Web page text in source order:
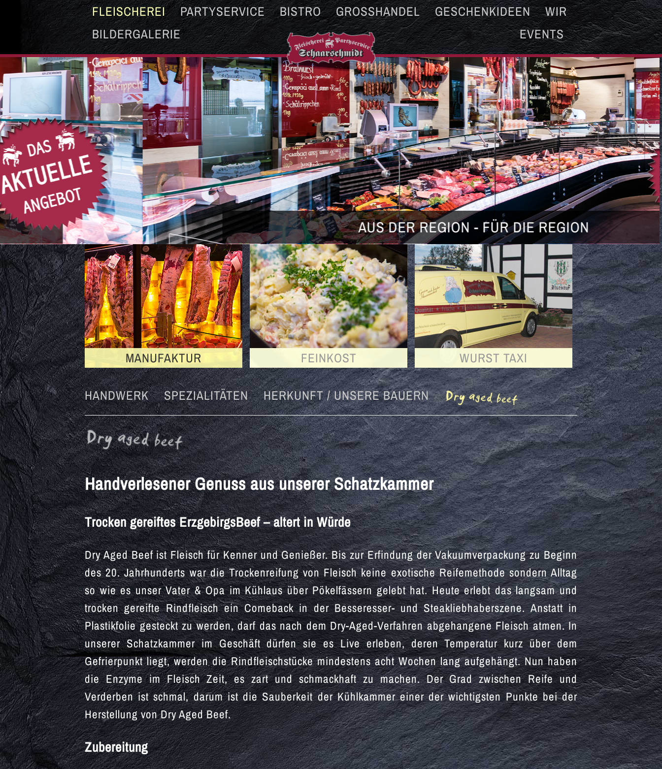
FLEISCHEREI PARTYSERVICE BISTRO GROSSHANDEL GESCHENKIDEEN
WIR
BILDERGALERIE
EVENTS
AUS DER REGION - FÜR DIE REGION
MANUFAKTUR FEINKOST WURST TAXI
HANDWERK SPEZIALITÄTEN HERKUNFT / UNSERE BAUERN
Handverlesener Genuss aus unserer Schatzkammer
Trocken gereiftes ErzgebirgsBeef – altert in Würde
Dry Aged Beef ist Fleisch für Kenner und Genießer. Bis zur Erfindung der Vakuumverpackung zu Beginn
des 20. Jahrhunderts war die Trockenreifung von Fleisch keine exotische Reifemethode sondern Alltag
so wie es unser Vater & Opa im Kühlaus über Pökelfässern gelebt hat. Heute erlebt das langsam und
trocken gereifte Rindfleisch ein Comeback in der Besseresser- und Steakliebhaberszene. Anstatt in
Plastikfolie gesteckt zu werden, darf das nach dem Dry-Aged-Verfahren abgehangene Fleisch atmen. In
unserer Schatzkammer im Geschäft dürfen sie es Live erleben, deren Temperatur kurz über dem
Gefrierpunkt liegt, werden die Rindfleischstücke mindestens acht Wochen lang aufgehängt. Nun haben
die Enzyme im Fleisch Zeit, es zart und schmackhaft zu machen. Der Grad zwischen Reife und
Verderben ist schmal, darum ist die Sauberkeit der Kühlkammer einer der wichtigsten Punkte bei der
Herstellung von Dry Aged Beef.
Zubereitung